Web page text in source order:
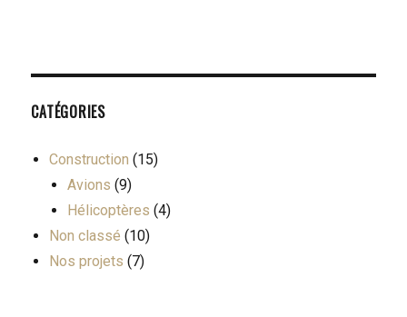
CATÉGORIES
Construction (15)
Avions (9)
Hélicoptères (4)
Non classé (10)
Nos projets (7)